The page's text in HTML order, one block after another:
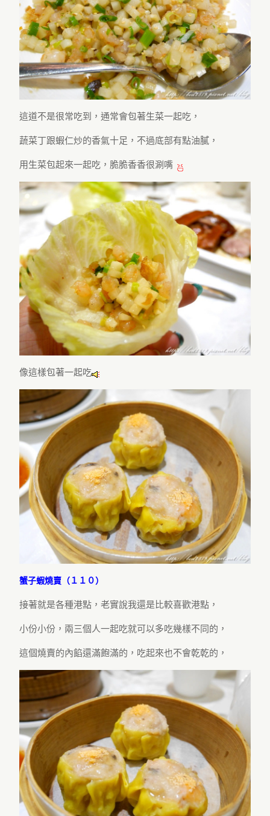
這道不是很常吃到，通常會包著生菜一起吃，
蔬菜丁跟蝦仁炒的香氣十足，不過底部有點油膩，
用生菜包起來一起吃，脆脆香香很涮嘴
像這樣包著一起吃
蟹子蝦燒賣（１１０）
接著就是各種港點，老實說我還是比較喜歡港點，
小份小份，兩三個人一起吃就可以多吃幾樣不同的，
這個燒賣的內餡還滿飽滿的，吃起來也不會乾乾的，